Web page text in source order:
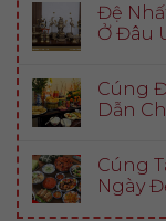
Đệ
Ở Đâu
Cúng
Dẫn
Cúng
Ngày